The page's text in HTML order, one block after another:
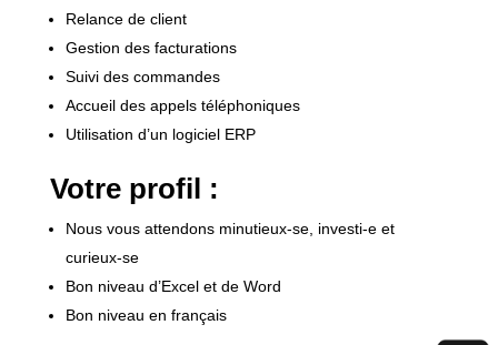
Relance de client
Gestion des facturations
Suivi des commandes
Accueil des appels téléphoniques
Utilisation d’un logiciel ERP
Votre profil :
Nous vous attendons minutieux-se, investi-e et
curieux-se
Bon niveau d’Excel et de Word
Bon niveau en français